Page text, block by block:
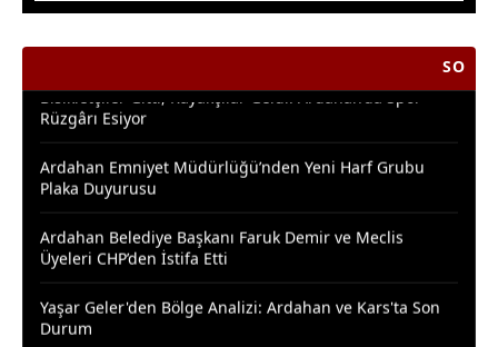
SON
Araştırmacı Yazar, Bora İzkübarlas İnsana dair Yazısı
Ardahan Emniyet Müdürlüğü’nden Yeni Harf Grubu
Ardahan Belediye Başkanı Faruk Demir ve Meclis
Yaşar Geler'den Bölge Analizi: Ardahan ve Kars'ta Son